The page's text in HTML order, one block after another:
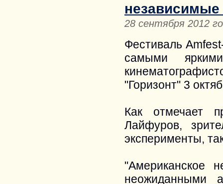
28 сентября 2012
Фестиваль
самыми
"Горизонт" 3
Как отмечает
Лайфуров,
эксперименты,
"Американское
неожиданными